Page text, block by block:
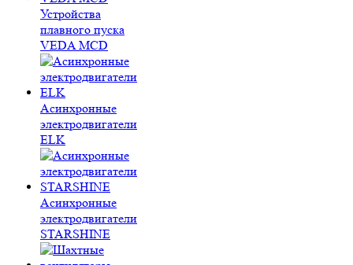
Устройства
плавного пуска
VEDA MCD
Асинхронные
электродвигатели
ELK
Асинхронные
электродвигатели
STARSHINE